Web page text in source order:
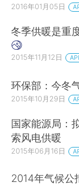
2016年01月05日
冬季供暖是重
2015年11月12日
环保部：今冬
2015年10月29日
国家能源局：
索风电供暖
2015年06月16日
2014年气候公